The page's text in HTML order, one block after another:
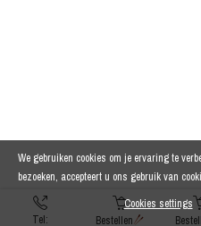
Tel: Bestellen
We gebruiken cookies om je ervaring te
bezoeken, accepteert u ons gebruik van
Cookies settings